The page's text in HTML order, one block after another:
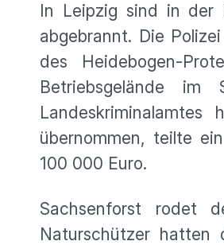
In Leipzig sind in der
abgebrannt. Die
des Heidebogen-
Betriebsgelände im
übernommen, teilte
100 000 Euro.
Sachsenforst rodet
Naturschützer